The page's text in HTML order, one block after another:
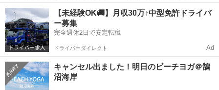
す。 8月より営業時間が8時〜13時になります。 販売品種⤵︎ 8時半〜16
時まで 悪天候により早く閉める場合もございます。 幼魚、若魚も含み
ます...
神奈川 藤沢市 辻堂駅 その他 無人販売
【未経験OK🚚】月収30万↑中型免許ドライバ
ー募集
完全週休2日で安定転職
ドライバーダイレクト Ad
キャンセル出ました！明日のビーチヨガ＠鵠
沼海岸